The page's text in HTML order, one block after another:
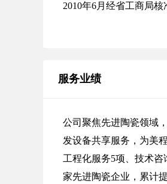
2010年6月经省工商局
服务业绩
公司聚焦先进陶瓷领域
发设备共享服务，为美
工程化服务5项、技术
家先进陶瓷企业，累计